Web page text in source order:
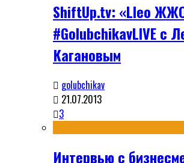
ShiftUp.tv: «Lleo
#GolubchikavLIVE с
Кагановым
golubchikav
21.07.2013
3
Интервью с